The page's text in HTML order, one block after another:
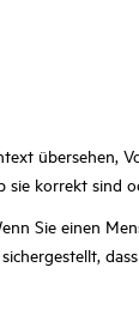
übersehen,
sie korrekt sind
Sie einen